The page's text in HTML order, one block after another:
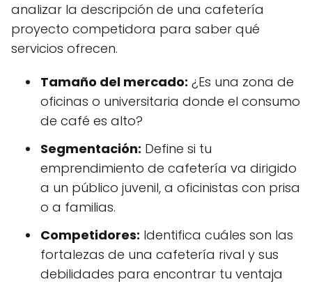
analizar la descripción de una cafetería
proyecto competidora para saber qué
servicios ofrecen.
Tamaño del mercado: ¿Es una zona de
oficinas o universitaria donde el consumo
de café es alto?
Segmentación: Define si tu
emprendimiento de cafetería va dirigido
a un público juvenil, a oficinistas con prisa
o a familias.
Competidores: Identifica cuáles son las
fortalezas de una cafetería rival y sus
debilidades para encontrar tu ventaja